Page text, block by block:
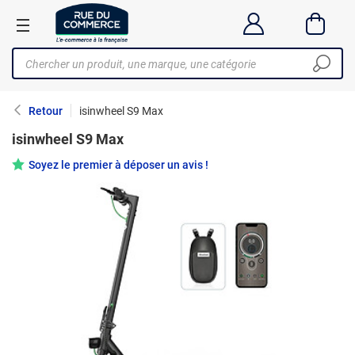
Retour isinwheel S9 Max
isinwheel S9 Max
Soyez le premier à déposer un avis !